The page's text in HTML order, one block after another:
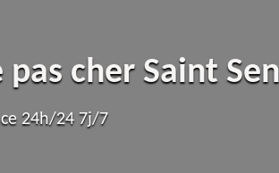
cher Saint
24h/24 7j/7